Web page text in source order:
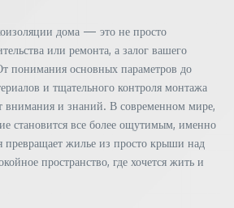
дома — это не просто
или ремонта, а залог вашего
понимания основных параметров до
и тщательного контроля монтажа
и знаний. В современном мире,
становится все более ощутимым, именно
превращает жилье из просто крыши над
пространство, где хочется жить и